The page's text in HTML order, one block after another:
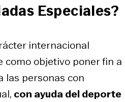
Especiales?
internacional
objetivo poner fin a
las personas con
con ayuda del deporte